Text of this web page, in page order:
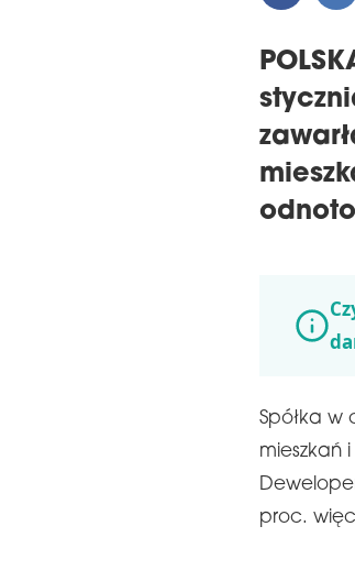
Spółka w
mieszkań
proc.
22.